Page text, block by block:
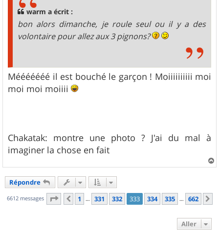
warm a écrit :
bon alors dimanche, je roule seul ou il y a des
volontaire pour allez aux 3 pignons?
Mééééééé il est bouché le garçon ! Moiiiiiiiiii moi
moi moi moiiii
Chakatak: montre une photo ? J'ai du mal à
imaginer la chose en fait
a
Répondre
6612 messages Page 333 sur662
Précédent
1 … 331 332 333 334 335 … 662
Aller